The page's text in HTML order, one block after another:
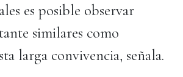
es posible observar
similares como
larga convivencia, señala.